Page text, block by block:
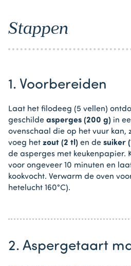
Stappen
1. Voorbereiden
Laat het filodeeg (5 vellen)
geschilde asperges (200 g) in
ovenschaal die op het vuur kan,
voeg het zout (2 tl) en de suiker
de asperges met keukenpapier.
voor ongeveer 10 minuten en
kookvocht. Verwarm de oven
hetelucht 160°C).
2. Aspergetaart